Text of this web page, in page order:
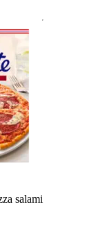
salami